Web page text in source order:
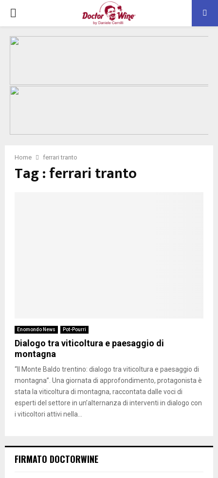
PRIMARY
MENU
Home ferrari tranto
Tag : ferrari tranto
Enomondo News Pot-Pourri
Dialogo tra viticoltura e paesaggio di
montagna
“Il Monte Baldo trentino: dialogo tra viticoltura e paesaggio di
montagna”. Una giornata di approfondimento, protagonista è
stata la viticoltura di montagna, raccontata dalle voci di
esperti del settore in un’alternanza di interventi in dialogo con
i viticoltori attivi nella...
FIRMATO DOCTORWINE